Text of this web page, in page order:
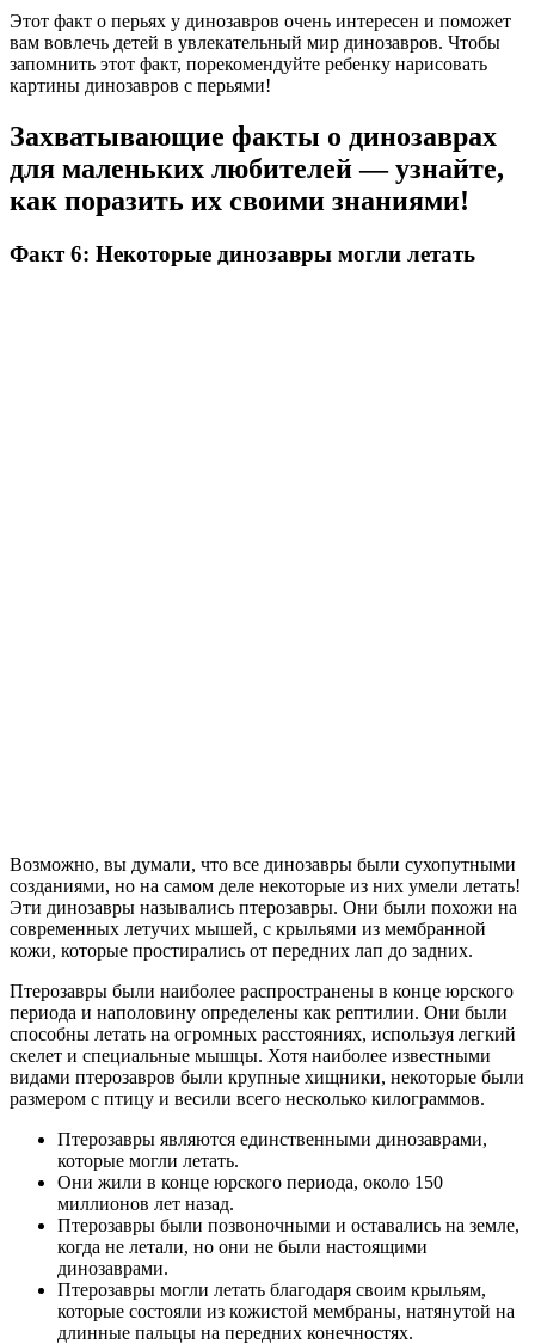
Этот факт о перьях у динозавров очень интересен и поможет
вам вовлечь детей в увлекательный мир динозавров. Чтобы
запомнить этот факт, порекомендуйте ребенку нарисовать
картины динозавров с перьями!
Захватывающие факты о динозаврах
для маленьких любителей — узнайте,
как поразить их своими знаниями!
Факт 6: Некоторые динозавры могли летать
Возможно, вы думали, что все динозавры были сухопутными
созданиями, но на самом деле некоторые из них умели летать!
Эти динозавры назывались птерозавры. Они были похожи на
современных летучих мышей, с крыльями из мембранной
кожи, которые простирались от передних лап до задних.
Птерозавры были наиболее распространены в конце юрского
периода и наполовину определены как рептилии. Они были
способны летать на огромных расстояниях, используя легкий
скелет и специальные мышцы. Хотя наиболее известными
видами птерозавров были крупные хищники, некоторые были
размером с птицу и весили всего несколько килограммов.
Птерозавры являются единственными динозаврами,
которые могли летать.
Они жили в конце юрского периода, около 150
миллионов лет назад.
Птерозавры были позвоночными и оставались на земле,
когда не летали, но они не были настоящими
динозаврами.
Птерозавры могли летать благодаря своим крыльям,
которые состояли из кожистой мембраны, натянутой на
длинные пальцы на передних конечностях.